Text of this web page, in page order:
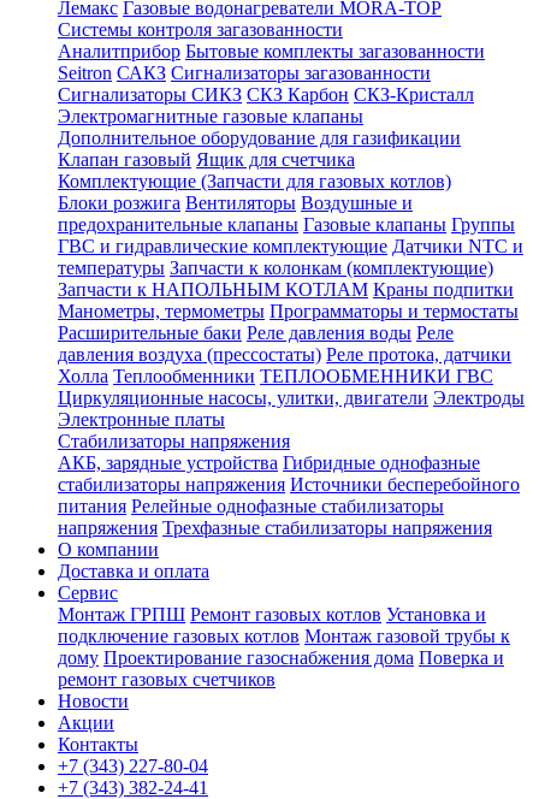
Лемакс Газовые водонагреватели MORA-TOP
Системы контроля загазованности
Аналитприбор Бытовые комплекты загазованности
Seitron САКЗ Сигнализаторы загазованности
Сигнализаторы СИКЗ СКЗ Карбон СКЗ-Кристалл
Электромагнитные газовые клапаны
Дополнительное оборудование для газификации
Клапан газовый Ящик для счетчика
Комплектующие (Запчасти для газовых котлов)
Блоки розжига Вентиляторы Воздушные и
предохранительные клапаны Газовые клапаны Группы
ГВС и гидравлические комплектующие Датчики NTC и
температуры Запчасти к колонкам (комплектующие)
Запчасти к НАПОЛЬНЫМ КОТЛАМ Краны подпитки
Манометры, термометры Программаторы и термостаты
Расширительные баки Реле давления воды Реле
давления воздуха (прессостаты) Реле протока, датчики
Холла Теплообменники ТЕПЛООБМЕННИКИ ГВС
Циркуляционные насосы, улитки, двигатели Электроды
Электронные платы
Стабилизаторы напряжения
АКБ, зарядные устройства Гибридные однофазные
стабилизаторы напряжения Источники бесперебойного
питания Релейные однофазные стабилизаторы
напряжения Трехфазные стабилизаторы напряжения
О компании
Доставка и оплата
Сервис
Монтаж ГРПШ Ремонт газовых котлов Установка и
подключение газовых котлов Монтаж газовой трубы к
дому Проектирование газоснабжения дома Поверка и
ремонт газовых счетчиков
Новости
Акции
Контакты
+7 (343) 227-80-04
+7 (343) 382-24-41